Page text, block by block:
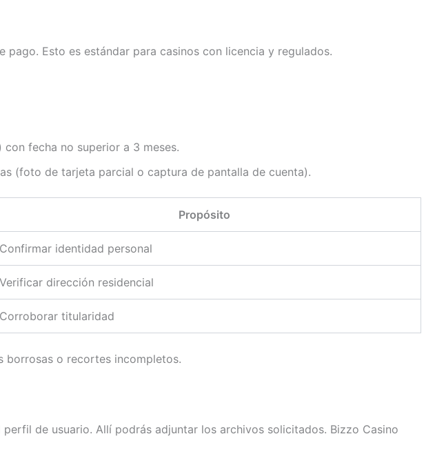
Esto es estándar para casinos con licencia y regulados.
fecha no superior a 3 meses.
(foto de tarjeta parcial o captura de pantalla de cuenta).
Propósito
Confirmar identidad personal
Verificar dirección residencial
Corroborar titularidad
borrosas o recortes incompletos.
de usuario. Allí podrás adjuntar los archivos solicitados. Bizzo Casino